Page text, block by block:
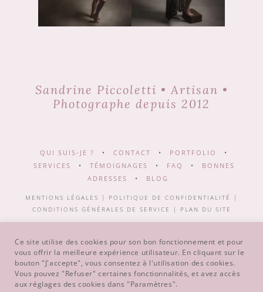
Sandrine Piccoletti • Artisan •
Photographe depuis 2012
QUI SUIS-JE ? • CONTACT • PORTFOLIO
•
SERVICES
• TÉMOIGNAGES • FAQ •
BONNES
ADRESSES
• BLOG
MENTIONS LÉGALES | POLITIQUE DE CONFIDENTIALITÉ
|
CONDITIONS GÉNÉRALES DE SERVICE
| PLAN DU SITE
Copyright © 2011-2024Atona Studio. Tous droits réservés. |
Design avec ♥ par Nekosign
Ce site utilise des cookies pour son bon fonctionnement et pour
vous offrir la meilleure expérience utilisateur. En cliquant sur le
bouton "J'accepte", vous consentez à l'utilisation des cookies.
Vous pouvez "Refuser" certaines fonctionnalités, et avez accès
aux réglages des cookies dans "Paramètres".